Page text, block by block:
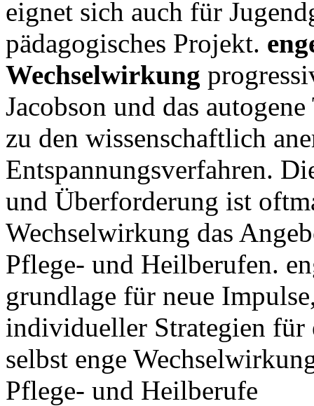
eignet sich auch für
pädagogisches Projekt.
Wechselwirkung
Jacobson und das
zu den wissenschaftlich
Entspannungsverfahren.
und Überforderung ist
Wechselwirkung das
Pflege- und Heilberufen.
grundlage für neue
individueller Strategien für
selbst enge
Pflege- und Heilberufe